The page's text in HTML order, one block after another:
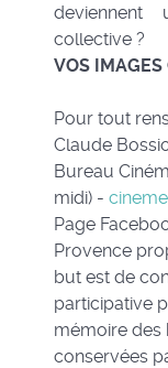
collective ?
VOS IMAGES
Pour tout
Claude
Bureau
midi) -
Page
Provence
but est de
participative
mémoire des
conservées